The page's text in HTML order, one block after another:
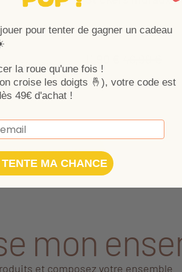
permettent
!
€106,99 €
Pour faire de la chambre
unique, pensez aux
Plus de produits
mon
et composez votre ensemble
pour tenter de gagner un cadeau
la roue qu'une fois !
croise les doigts 🤞), votre code est
49€ d'achat !
MA CHANCE